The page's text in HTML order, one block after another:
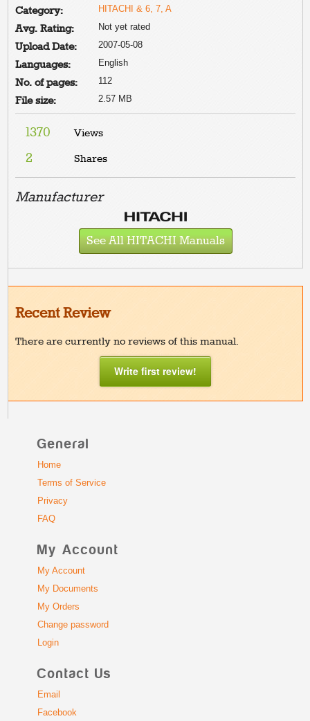
Category: HITACHI & 6, 7, A
Avg. Rating: Not yet rated
Upload Date: 2007-05-08
Languages: English
No. of pages: 112
File size: 2.57 MB
1370 Views
2 Shares
Manufacturer
See All HITACHI Manuals
Recent Review
There are currently no reviews of this manual.
Write first review!
General
Home
Terms of Service
Privacy
FAQ
My Account
My Account
My Documents
My Orders
Change password
Login
Contact Us
Email
Facebook